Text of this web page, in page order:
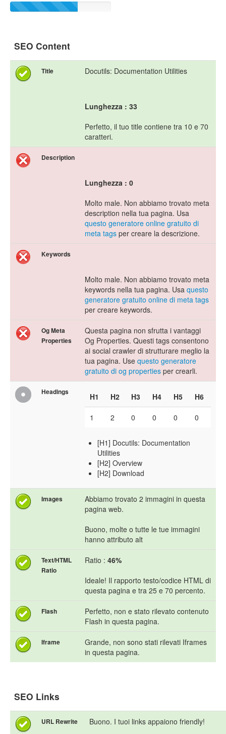
SEO Content
Title Docutils: Documentation Utilities
Lunghezza : 33
Perfetto, il tuo title contiene tra 10 e 70
caratteri.
Description
Lunghezza : 0
Molto male. Non abbiamo trovato meta
description nella tua pagina. Usa
questo generatore online gratuito di
meta tags per creare la descrizione.
Keywords
Molto male. Non abbiamo trovato meta
keywords nella tua pagina. Usa questo
generatore gratuito online di meta tags
per creare keywords.
Og Meta
Properties
Questa pagina non sfrutta i vantaggi
Og Properties. Questi tags consentono
ai social crawler di strutturare meglio la
tua pagina. Use questo generatore
gratuito di og properties per crearli.
Headings H1 H2 H3 H4 H5 H6
1 2 0 0 0 0
[H1] Docutils: Documentation
Utilities
[H2] Overview
[H2] Download
Images
Abbiamo trovato 2 immagini in questa
pagina web.
Buono, molte o tutte le tue immagini
hanno attributo alt
Text/HTML
Ratio
Ratio : 46%
Ideale! Il rapporto testo/codice HTML di
questa pagina e tra 25 e 70 percento.
Flash
Perfetto, non e stato rilevato contenuto
Flash in questa pagina.
Iframe
Grande, non sono stati rilevati Iframes
in questa pagina.
SEO Links
URL Rewrite Buono. I tuoi links appaiono friendly!